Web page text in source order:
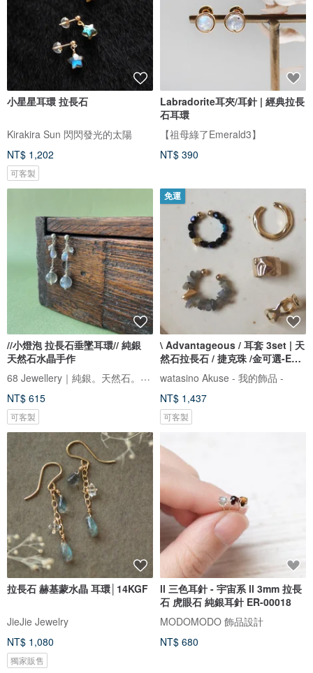
小星星耳環 拉長石
Kirakira Sun 閃閃發光的太陽
NT$ 1,202
可客製
Labradorite耳夾/耳針 | 經典拉長
石耳環
【祖母綠了Emerald3】
NT$ 390
//小燈泡 拉長石垂墜耳環// 純銀
天然石水晶手作
68 Jewellery｜純銀。天然石。輕珠寶
NT$ 615
可客製
免運
\ Advantageous / 耳套 3set | 天
然石拉長石 / 捷克珠 /金可選-EC-
Set7-1
watasino Akuse - 我的飾品 -
NT$ 1,437
可客製
拉長石 赫基蒙水晶 耳環│14KGF
JieJie Jewelry
NT$ 1,080
獨家販售
ll 三色耳針 - 宇宙系 ll 3mm 拉長
石 虎眼石 純銀耳針 ER-00018
MODOMODO 飾品設計
NT$ 680